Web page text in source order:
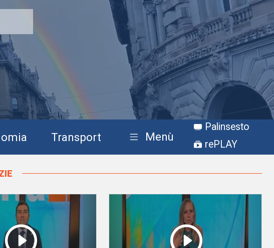
Transport Menù
Palinsesto
rePLAY